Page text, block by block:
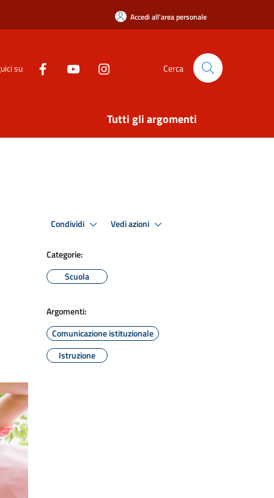
Accedi all'area personale
su Cerca
Tutti gli argomenti
Condividi Vedi azioni
Categorie:
Scuola
Argomenti:
Comunicazione istituzionale
Istruzione